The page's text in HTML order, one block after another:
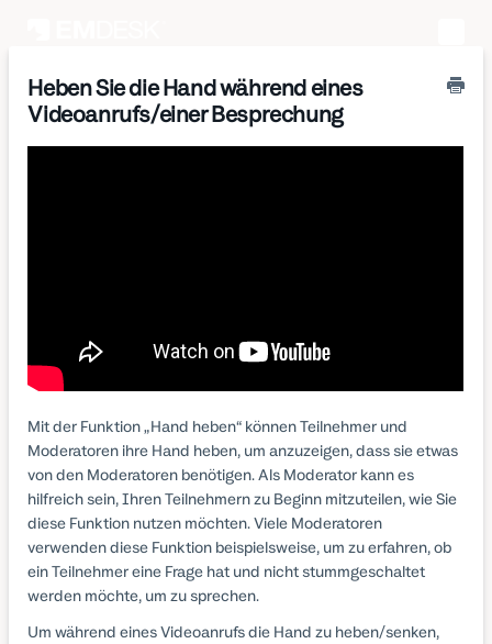
Heben Sie die Hand während eines
Videoanrufs/einer Besprechung
Mit der Funktion „Hand heben“ können Teilnehmer und
Moderatoren ihre Hand heben, um anzuzeigen, dass sie etwas
von den Moderatoren benötigen. Als Moderator kann es
hilfreich sein, Ihren Teilnehmern zu Beginn mitzuteilen, wie Sie
diese Funktion nutzen möchten. Viele Moderatoren
verwenden diese Funktion beispielsweise, um zu erfahren, ob
ein Teilnehmer eine Frage hat und nicht stummgeschaltet
werden möchte, um zu sprechen.
Um während eines Videoanrufs die Hand zu heben/senken,